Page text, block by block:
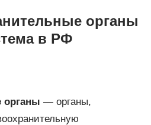
органы
в РФ
органы — органы,